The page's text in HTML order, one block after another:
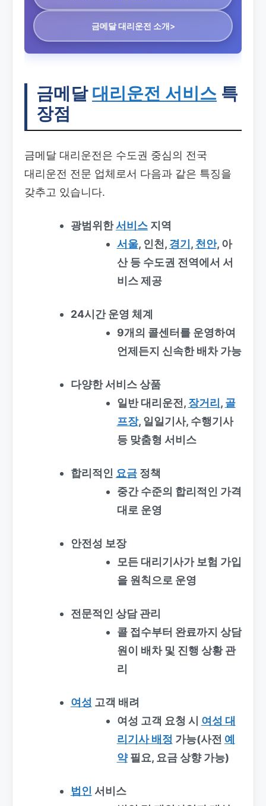
금메달 대리운전 소개>
금메달 대리운전 서비스 특
장점
금메달 대리운전은 수도권 중심의 전국
대리운전 전문 업체로서 다음과 같은 특징을
갖추고 있습니다.
광범위한서비스지역
서울, 인천, 경기, 천안, 아
산 등 수도권 전역에서 서
비스 제공
24시간 운영 체계
9개의 콜센터를 운영하여
언제든지 신속한 배차 가능
다양한 서비스 상품
일반 대리운전, 장거리, 골
프장, 일일기사, 수행기사
등 맞춤형 서비스
합리적인 요금정책
중간 수준의 합리적인 가격
대로 운영
안전성 보장
모든 대리기사가 보험 가입
을 원칙으로 운영
전문적인 상담 관리
콜 접수부터 완료까지 상담
원이 배차 및 진행 상황 관
리
여성 고객 배려
여성 고객 요청 시 여성 대
리기사 배정 가능(사전 예
약필요, 요금 상향 가능)
법인 서비스